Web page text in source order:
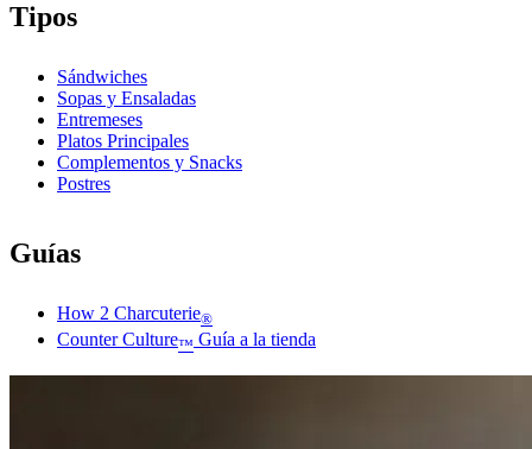
Tipos
Sándwiches
Sopas y Ensaladas
Entremeses
Platos Principales
Complementos y Snacks
Postres
Guías
How 2 Charcuterie®
Counter Culture™ Guía a la tienda